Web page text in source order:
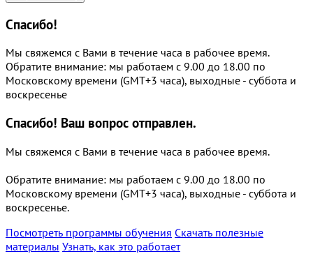
Спасибо!
Мы свяжемся с Вами в течение часа в рабочее время.
Обратите внимание: мы работаем с 9.00 до 18.00 по
Московскому времени (GMT+3 часа), выходные - суббота и
воскресенье
Спасибо! Ваш вопрос отправлен.
Мы свяжемся с Вами в течение часа в рабочее время.
Обратите внимание: мы работаем с 9.00 до 18.00 по
Московскому времени (GMT+3 часа), выходные - суббота и
воскресенье.
Посмотреть программы обучения Скачать полезные
материалы Узнать, как это работает